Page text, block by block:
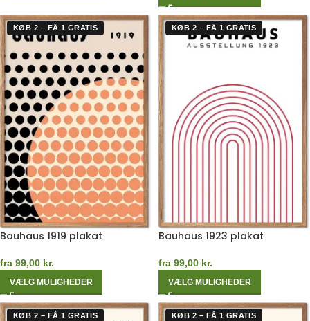
KØB 2 – FÅ 1 GRATIS
Bauhaus 1919 plakat
fra 99,00 kr.
VÆLG MULIGHEDER
KØB 2 – FÅ 1 GRATIS
Bauhaus 1923 plakat
fra 99,00 kr.
VÆLG MULIGHEDER
KØB 2 – FÅ 1 GRATIS KØB 2 – FÅ 1 GRATIS